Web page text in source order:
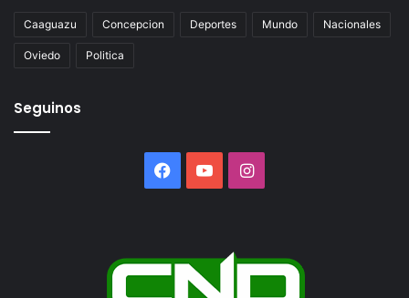
Caaguazu Concepcion Deportes Mundo Nacionales
Oviedo Politica
Seguinos
Facebook
YouTubeInstagram